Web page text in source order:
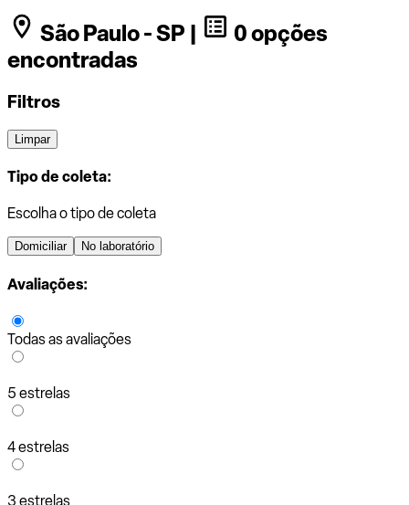
São Paulo - SP |
0 opções
encontradas
Filtros
Limpar
Tipo de coleta:
Escolha o tipo de coleta
Domiciliar No laboratório
Avaliações:
Todas as avaliações
5 estrelas
4 estrelas
3 estrelas